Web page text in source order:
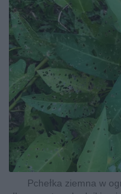
Pchełka ziemna w